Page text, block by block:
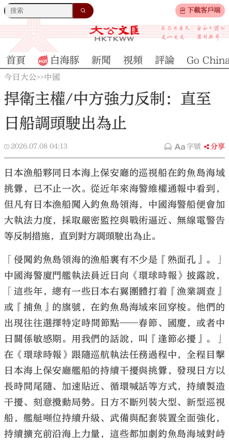
下載客戶端
大公文匯
首頁 白海豚 新聞 視頻 評論 Go
今日大公>>中國
捍衛主權/中方強力反制：直至
日船調頭駛出為止
2026.07.08 04:13 字號 分享
日本漁船夥同日本海上保安廳的巡視船在釣魚島海域
挑釁，已不止一次。從近年來海警維權通報中看到，
但凡有日本漁船闖入釣魚島領海，中國海警船便會加
大執法力度，採取嚴密監控與戰術逼近、無線電警告
等反制措施，直到對方調頭駛出為止。
「侵闖釣魚島領海的漁船裏有不少是『熟面孔』。」
中國海警廈門艦執法員近日向《環球時報》披露說，
「這些年，總有一些日本右翼團體打着『漁業調查』
或『捕魚』的旗號，在釣魚島海域來回穿梭。他們的
出現往往選擇特定時間節點——春節、國慶，或者中
日關係敏感期。用我們的話說，叫『逢節必擾』。」
在《環球時報》跟隨巡航執法任務過程中，全程目擊
日本海上保安廳艦船的持續干擾與挑釁，發現日方以
長時間尾隨、加速貼近、循環喊話等方式，持續製造
干擾、刻意攪動局勢。日方不斷列裝大型、新型巡視
船，艦艇噸位持續升級、武備與配套裝置全面強化，
持續擴充前沿海上力量，這些都加劇釣魚島海域對峙